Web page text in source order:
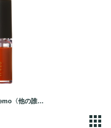
12 Hokanodaremo〈他の誰も〉